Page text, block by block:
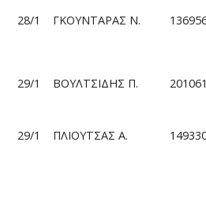
28/1 ΓΚΟΥΝΤΑΡΑΣ Ν.
29/1 ΒΟΥΛΤΣΙΔΗΣ Π.
29/1 ΠΛΙΟΥΤΣΑΣ Α.